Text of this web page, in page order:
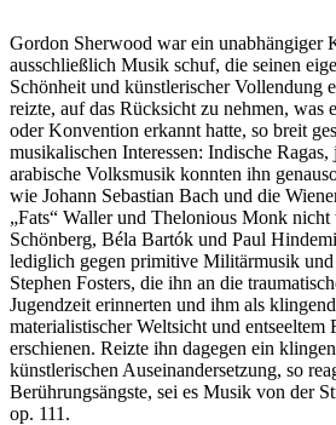
Gordon Sherwood war ein unabhängiger
ausschließlich Musik schuf, die seinen
Schönheit und künstlerischer Vollendung
reizte, auf das Rücksicht zu nehmen, was
oder Konvention erkannt hatte, so breit
musikalischen Interessen: Indische
arabische Volksmusik konnten ihn
wie Johann Sebastian Bach und die
„Fats“ Waller und Thelonious Monk
Schönberg, Béla Bartók und Paul
lediglich gegen primitive Militärmusik
Stephen Fosters, die ihn an die
Jugendzeit erinnerten und ihm als
materialistischer Weltsicht und entseeltem
erschienen. Reizte ihn dagegen ein
künstlerischen Auseinandersetzung, so
Berührungsängste, sei es Musik von der
op. 111.